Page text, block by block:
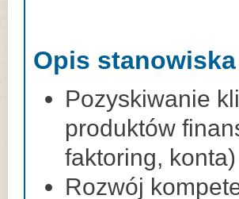
Opis stanowiska
Pozyskiwanie
produktów
faktoring, konta)
Rozwój